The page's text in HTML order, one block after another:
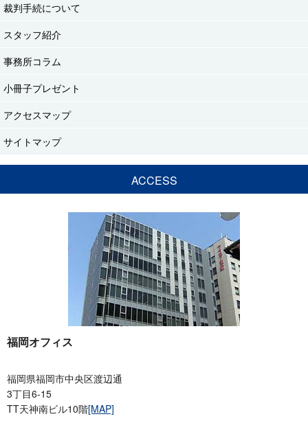
裁判手続について
スタッフ紹介
事務所コラム
小冊子プレゼント
アクセスマップ
サイトマップ
ACCESS
福岡オフィス
福岡県福岡市中央区渡辺通
3丁目6-15
TT天神南ビル10階[MAP]